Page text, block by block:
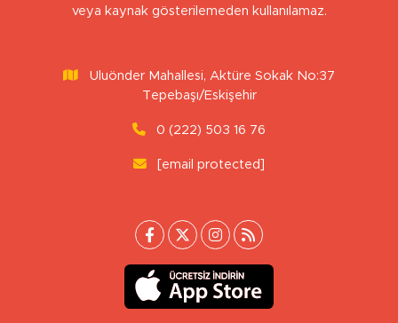
veya kaynak gösterilemeden kullanılamaz.
Uluönder Mahallesi, Aktüre Sokak No:37
Tepebaşı/Eskişehir
0 (222) 503 16 76
[email protected]